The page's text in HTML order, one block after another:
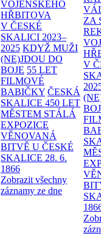
VOJENSKÉHO
HŘBITOVA
V ČESKÉ
SKALICI 2023–
2025 KDYŽ MUŽI
(NE)JDOU DO
BOJE 55 LET
FILMOVÉ
BABIČKY ČESKÁ
SKALICE 450 LET
MĚSTEM STÁLÁ
EXPOZICE
VĚNOVANÁ
BITVĚ U ČESKÉ
SKALICE 28. 6.
1866
Zobrazit všechny
záznamy ze dne
ZA
V